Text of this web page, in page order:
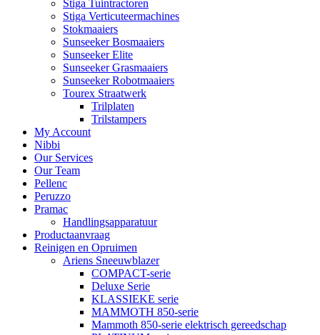
Stiga Tuintractoren
Stiga Verticuteermachines
Stokmaaiers
Sunseeker Bosmaaiers
Sunseeker Elite
Sunseeker Grasmaaiers
Sunseeker Robotmaaiers
Tourex Straatwerk
Trilplaten
Trilstampers
My Account
Nibbi
Our Services
Our Team
Pellenc
Peruzzo
Pramac
Handlingsapparatuur
Productaanvraag
Reinigen en Opruimen
Ariens Sneeuwblazer
COMPACT-serie
Deluxe Serie
KLASSIEKE serie
MAMMOTH 850-serie
Mammoth 850-serie elektrisch gereedschap